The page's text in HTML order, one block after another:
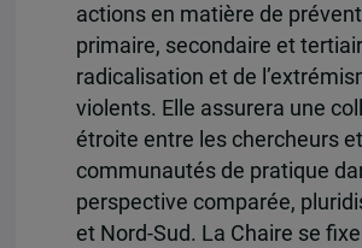
actions en matière de
primaire, secondaire et
radicalisation et de
violents. Elle assurera une
étroite entre les chercheurs
communautés de pratique
perspective comparée,
et Nord-Sud. La Chaire se fixe